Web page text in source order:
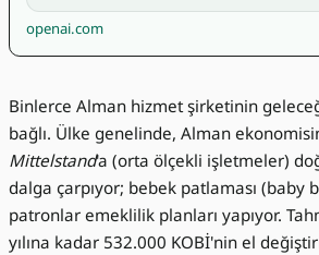
openai.com
Binlerce Alman hizmet şirketinin
bağlı. Ülke genelinde, Alman
Mittelstand'a (orta ölçekli işletmeler)
dalga çarpıyor; bebek patlaması (baby
patronlar emeklilik planları yapıyor.
yılına kadar 532.000 KOBİ'nin el